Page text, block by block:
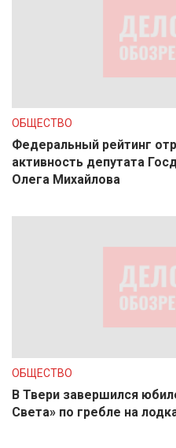
ОБЩЕСТВО
Федеральный рейтинг
активность депутата
Олега Михайлова
ОБЩЕСТВО
В Твери завершился
Света» по гребле на